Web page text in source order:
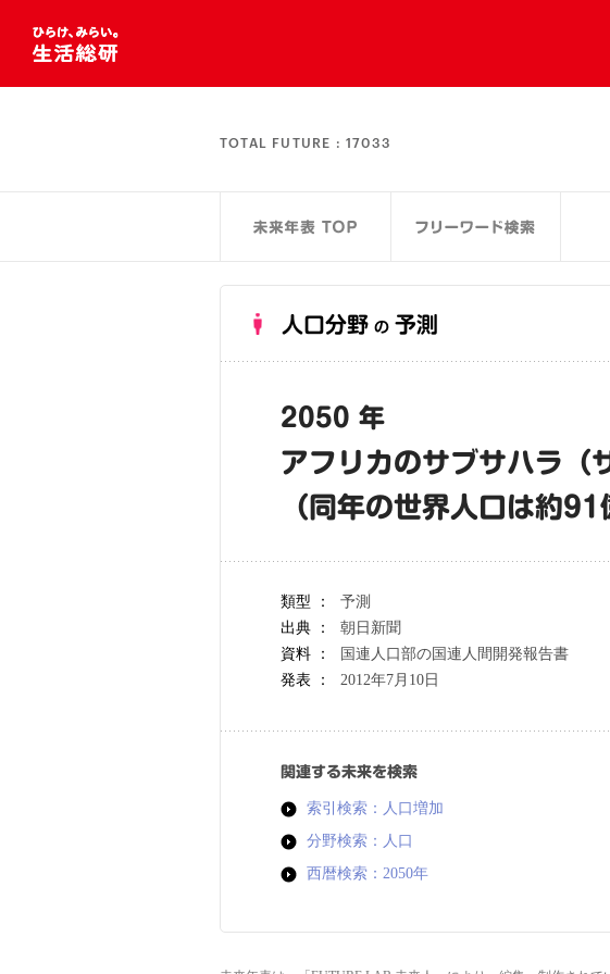
TOTAL FUTURE : 17033
人口分野 の 予測
2050 年
アフリカのサブサハラ（
（同年の世界人口は約91
類型 ：
予測
出典 ：
朝日新聞
資料 ：
国連人口部の国連人間開発報告書
発表 ：
2012年7月10日
関連する未来を検索
索引検索：人口増加
分野検索：人口
西暦検索：2050年